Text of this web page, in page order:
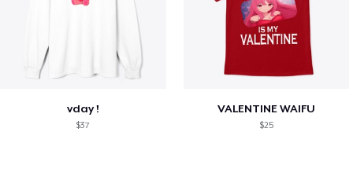
vday !
$37
VALENTINE WAIFU
$25